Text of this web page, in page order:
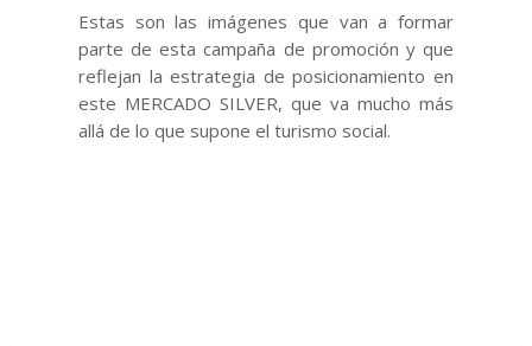
Estas son las imágenes que van a formar
parte de esta campaña de promoción y que
reflejan la estrategia de posicionamiento en
este MERCADO SILVER, que va mucho más
allá de lo que supone el turismo social.